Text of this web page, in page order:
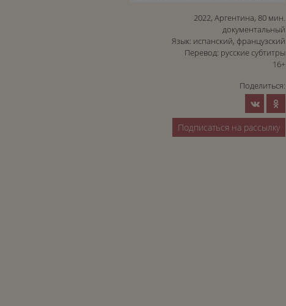
2022, Аргентина, 80 мин.
документальный
Язык: испанский, французский
Перевод: русские субтитры
16+
Поделиться:
Подписаться на рассылку